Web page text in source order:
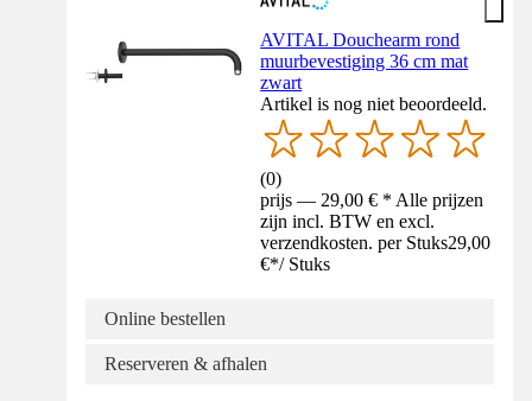
AVITAL Douchearm rond
muurbevestiging 36 cm mat
zwart
Artikel is nog niet beoordeeld.
(0)
prijs — 29,00 € * Alle prijzen
zijn incl. BTW en excl.
verzendkosten. per Stuks29,00
€*/ Stuks
Online bestellen
Reserveren & afhalen